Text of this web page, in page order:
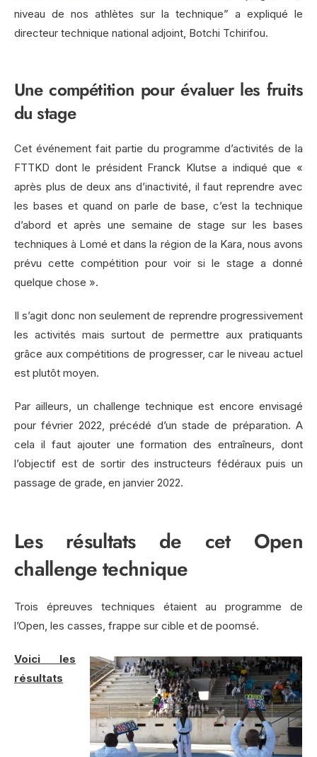
niveau de nos athlètes sur la technique” a expliqué le
directeur technique national adjoint, Botchi Tchirifou.
Une compétition pour évaluer les fruits
du stage
Cet événement fait partie du programme d’activités de la
FTTKD dont le président Franck Klutse a indiqué que «
après plus de deux ans d’inactivité, il faut reprendre avec
les bases et quand on parle de base, c’est la technique
d’abord et après une semaine de stage sur les bases
techniques à Lomé et dans la région de la Kara, nous avons
prévu cette compétition pour voir si le stage a donné
quelque chose ».
Il s’agit donc non seulement de reprendre progressivement
les activités mais surtout de permettre aux pratiquants
grâce aux compétitions de progresser, car le niveau actuel
est plutôt moyen.
Par ailleurs, un challenge technique est encore envisagé
pour février 2022, précédé d’un stade de préparation. A
cela il faut ajouter une formation des entraîneurs, dont
l’objectif est de sortir des instructeurs fédéraux puis un
passage de grade, en janvier 2022.
Les résultats de cet Open
challenge technique
Trois épreuves techniques étaient au programme de
l’Open, les casses, frappe sur cible et de poomsé.
Voici les
résultats